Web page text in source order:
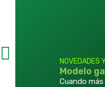
NOVEDADES
Modelo
Cuando